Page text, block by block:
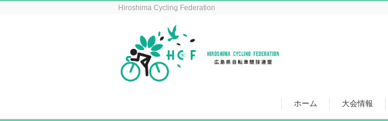
Hiroshima Cycling Federation
ホーム 大会情報